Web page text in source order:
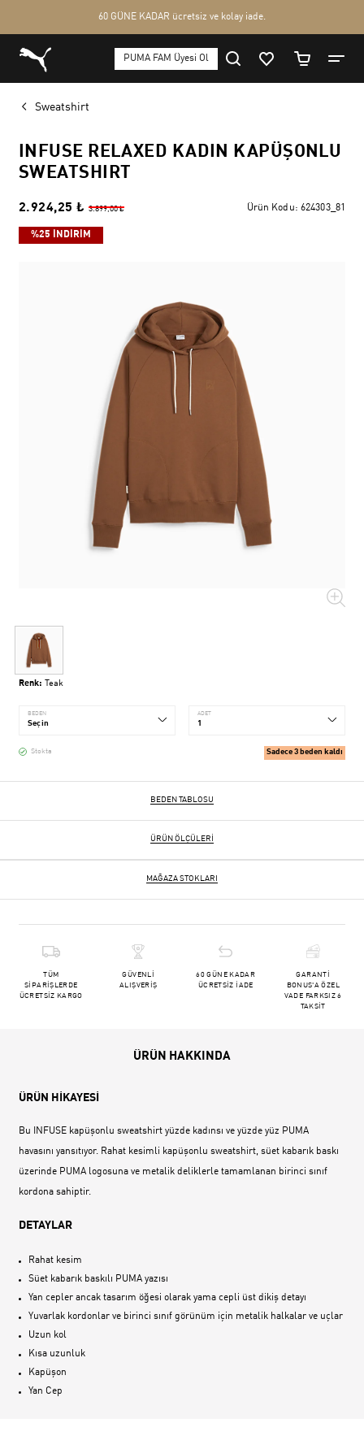
Sweatshirt
INFUSE RELAXED KADIN KAPÜŞONLU
SWEATSHIRT
2.924,25 ₺ 3.899,00 ₺ Ürün Kodu: 624303_81
%25 İNDİRİM
Renk: Teak
BEDEN ADET
Stokta Sadece 3 beden kaldı
BEDEN TABLOSU
ÜRÜN ÖLÇÜLERI
MAĞAZA STOKLARI
TÜM
SİPARİŞLERDE
ÜCRETSİZ KARGO
GÜVENLİ
ALIŞVERİŞ
60 GÜNE KADAR
ÜCRETSİZ İADE
GARANTİ
BONUS'A ÖZEL
VADE FARKSIZ 6
TAKSİT
ÜRÜN HAKKINDA
ÜRÜN HİKAYESİ
Bu INFUSE kapüşonlu sweatshirt yüzde kadınsı ve yüzde yüz PUMA
havasını yansıtıyor. Rahat kesimli kapüşonlu sweatshirt, süet kabarık baskı
üzerinde PUMA logosuna ve metalik deliklerle tamamlanan birinci sınıf
kordona sahiptir.
DETAYLAR
Rahat kesim
Süet kabarık baskılı PUMA yazısı
Yan cepler ancak tasarım öğesi olarak yama cepli üst dikiş detayı
Yuvarlak kordonlar ve birinci sınıf görünüm için metalik halkalar ve uçlar
Uzun kol
Kısa uzunluk
Kapüşon
Yan Cep